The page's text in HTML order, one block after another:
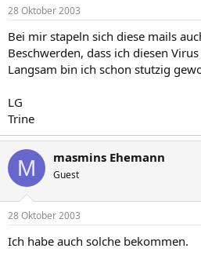
28 Oktober 2003
Bei mir stapeln sich diese mails
Beschwerden, dass ich diesen
Langsam bin ich schon stutzig
LG
Trine
M masmins Ehemann
Guest
28 Oktober 2003
Ich habe auch solche bekommen.